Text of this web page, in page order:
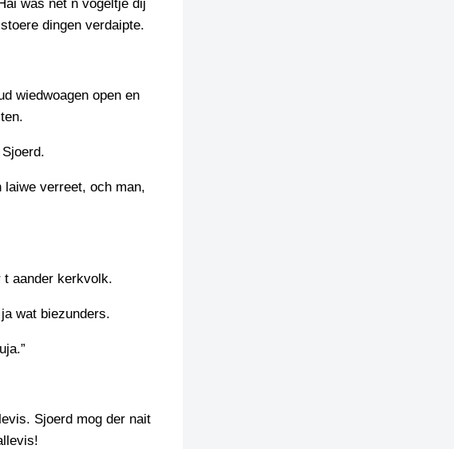
was net n vogeltje dij
dingen verdaipte.
wiedwoagen open en
verreet, och man,
t aander kerkvolk.
wat biezunders.
Sjoerd mog der nait